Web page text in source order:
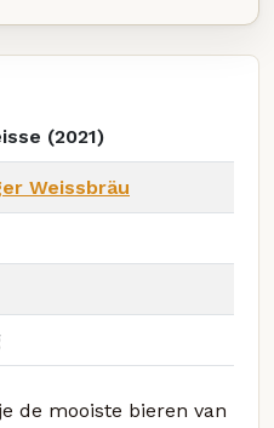
(2021)
Weissbräu
de mooiste bieren van